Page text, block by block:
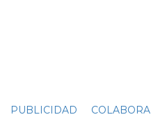
PUBLICIDAD COLABORA